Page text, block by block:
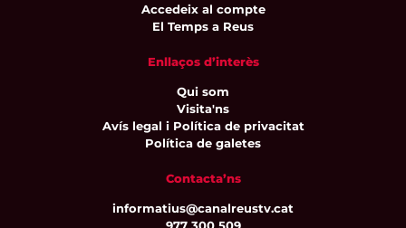
Accedeix al compte
El Temps a Reus
Enllaços d’interès
Qui som
Visita'ns
Avís legal i Política de privacitat
Política de galetes
Contacta’ns
informatius@canalreustv.cat